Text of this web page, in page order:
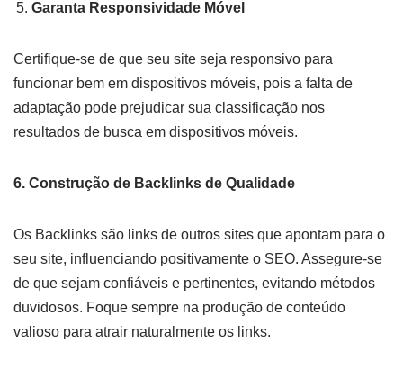
Garanta Responsividade Móvel
Certifique-se de que seu site seja responsivo para
funcionar bem em dispositivos móveis, pois a falta de
adaptação pode prejudicar sua classificação nos
resultados de busca em dispositivos móveis.
6. Construção de Backlinks de Qualidade
Os Backlinks são links de outros sites que apontam para o
seu site, influenciando positivamente o SEO. Assegure-se
de que sejam confiáveis e pertinentes, evitando métodos
duvidosos. Foque sempre na produção de conteúdo
valioso para atrair naturalmente os links.